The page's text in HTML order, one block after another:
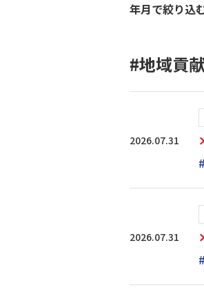
年月で絞り込
#地域貢
2026.07.31
2026.07.31